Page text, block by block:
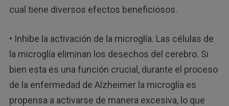
cual tiene diversos efectos beneficiosos.
• Inhibe la activación de la microglía. Las células de
la microglía eliminan los desechos del cerebro. Si
bien esta es una función crucial, durante el proceso
de la enfermedad de Alzheimer la microglía es
propensa a activarse de manera excesiva, lo que